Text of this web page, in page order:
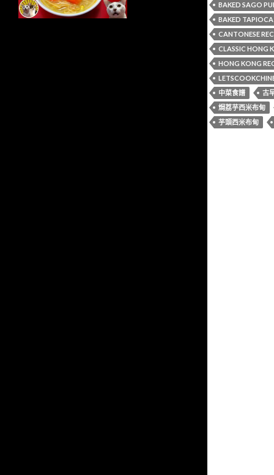
BAKED SAGO
BAKED
CANTONESE
CLASSIC HONG
HONG KONG
中菜食譜
古
焗荔芋西米布甸
芋頭西米布甸